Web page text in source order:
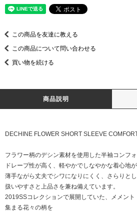
この商品を友達に教える
この商品について問い合わせる
買い物を続ける
商品説明
DECHINE FLOWER SHORT SLEEVE
フラワー柄のデシン素材を使用した半袖コンフォ
ドレープ性が高く、軽やかでしなやかな着心地が
薄手ながら丈夫でシワになりにくく、さらりとし
扱いやすさと上品さを兼ね備えています。
2019SSコレクションで展開していた、メメン
集まる花々の柄を